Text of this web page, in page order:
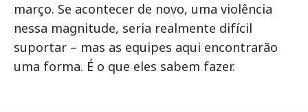
março. Se acontecer de novo, uma violência
nessa magnitude, seria realmente difícil
suportar – mas as equipes aqui encontrarão
uma forma. É o que eles sabem fazer.